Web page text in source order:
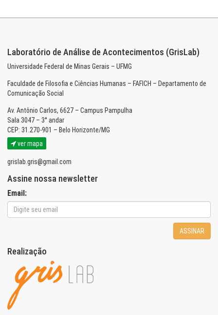
Laboratório de Análise de Acontecimentos (GrisLab)
Universidade Federal de Minas Gerais – UFMG
Faculdade de Filosofia e Ciências Humanas – FAFICH – Departamento de
Comunicação Social
Av. Antônio Carlos, 6627 – Campus Pampulha
Sala 3047 – 3° andar
CEP: 31.270-901 – Belo Horizonte/MG
ver mapa
grislab.gris@gmail.com
Assine nossa newsletter
Email:
ASSINAR
Realização